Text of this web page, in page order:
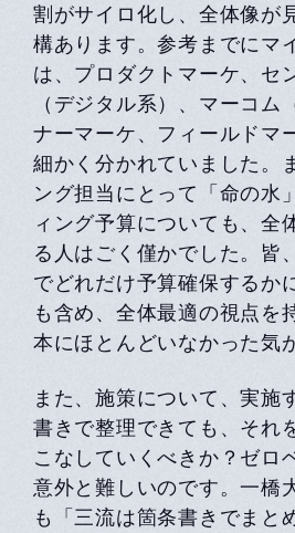
割がサイロ化し、全体像が
構あります。参考までにマ
は、プロダクトマーケ、セ
（デジタル系）、マーコム
ナーマーケ、フィールドマ
細かく分かれていました。
ング担当にとって「命の⽔
ィング予算についても、全
る⼈はごく僅かでした。皆
でどれだけ予算確保するか
も含め、全体最適の視点を
本にほとんどいなかった気
また、施策について、実施
書きで整理できても、それ
こなしていくべきか？ゼロ
意外と難しいのです。⼀橋
も「三流は箇条書きでまと